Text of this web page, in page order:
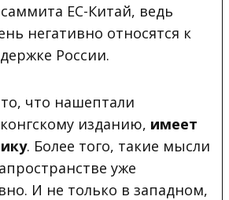
ЕС-Китай, ведь
негативно относятся к
России.
что нашептали
изданию, имеет
. Более того, такие мысли
уже
И не только в западном,